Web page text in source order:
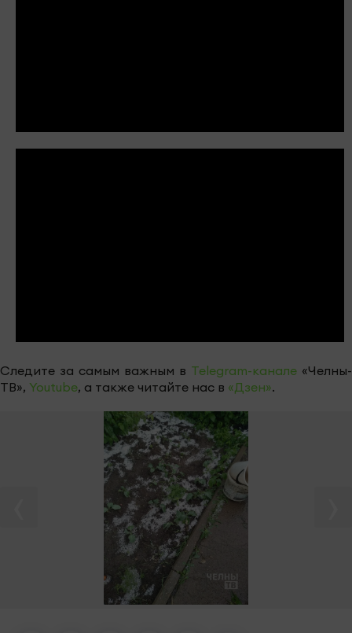
Следите за самым важным в Telegram-канале «Челны-
ТВ», Youtube, а также читайте нас в «Дзен».